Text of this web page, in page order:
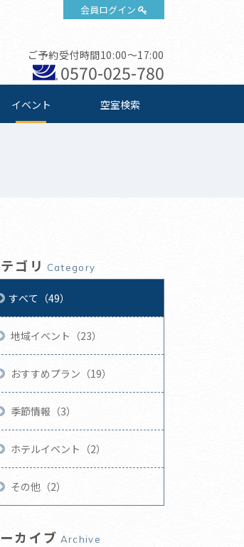
会員ログイン
ご予約受付時間10:00～17:00
0570-025-780
イベント 空室検索
ゴリ Category
すべて（49）
地域イベント（23）
おすすめプラン（19）
季節情報（3）
ホテルイベント（2）
その他（2）
カイブ Archive